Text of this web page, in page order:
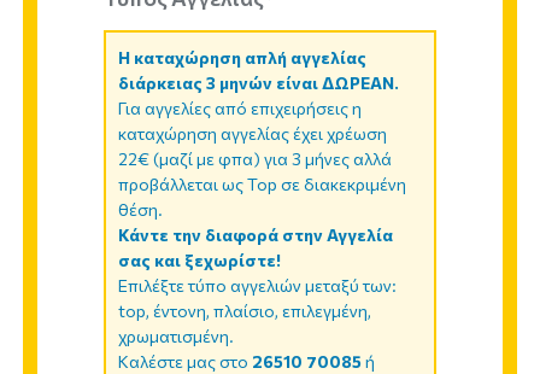
Η καταχώρηση απλή αγγελίας
διάρκειας 3 μηνών είναι ΔΩΡΕΑΝ.
Για αγγελίες από επιχειρήσεις η
καταχώρηση αγγελίας έχει χρέωση
22€ (μαζί με φπα) για 3 μήνες αλλά
προβάλλεται ως Top σε διακεκριμένη
θέση.
Κάντε την διαφορά στην Αγγελία
σας και ξεχωρίστε!
Επιλέξτε τύπο αγγελιών μεταξύ των:
top, έντονη, πλαίσιο, επιλεγμένη,
χρωματισμένη.
Καλέστε μας στο 26510 70085ή